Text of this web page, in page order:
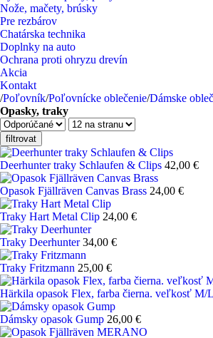
Nože, mačety, brúsky
Pre rezbárov
Chatárska technika
Doplnky na auto
Ochrana proti ohryzu drevín
Akcia
Kontakt
/Poľovník/Poľovnícke oblečenie/Dámske
Opasky, traky
filtrovat
Deerhunter traky Schlaufen & Clips 42,00 €
Opasok Fjällräven Canvas Brass 24,00 €
Traky Hart Metal Clip 24,00 €
Traky Deerhunter 34,00 €
Traky Fritzmann 25,00 €
Härkila opasok Flex, farba čierna. veľkosť M/
Dámsky opasok Gump 26,00 €